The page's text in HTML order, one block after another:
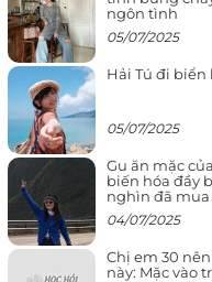
ngôn tình
05/07/2025
Hải Tú đi
05/07/2025
Gu ăn mặc
biến hóa đầy
nghìn đã
04/07/2025
Chị em 30
này: Mặc vào